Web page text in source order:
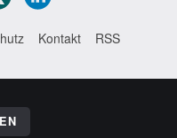
Kontakt RSS